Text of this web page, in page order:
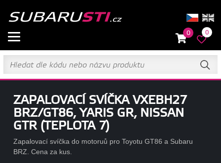
0 0
ZAPALOVACÍ SVÍČKA VXEBH27
BRZ/GT86, YARIS GR, NISSAN
GTR (TEPLOTA 7)
Zapalovací svíčka do motoruů pro Toyotu GT86 a Subaru
BRZ. Cena za kus.